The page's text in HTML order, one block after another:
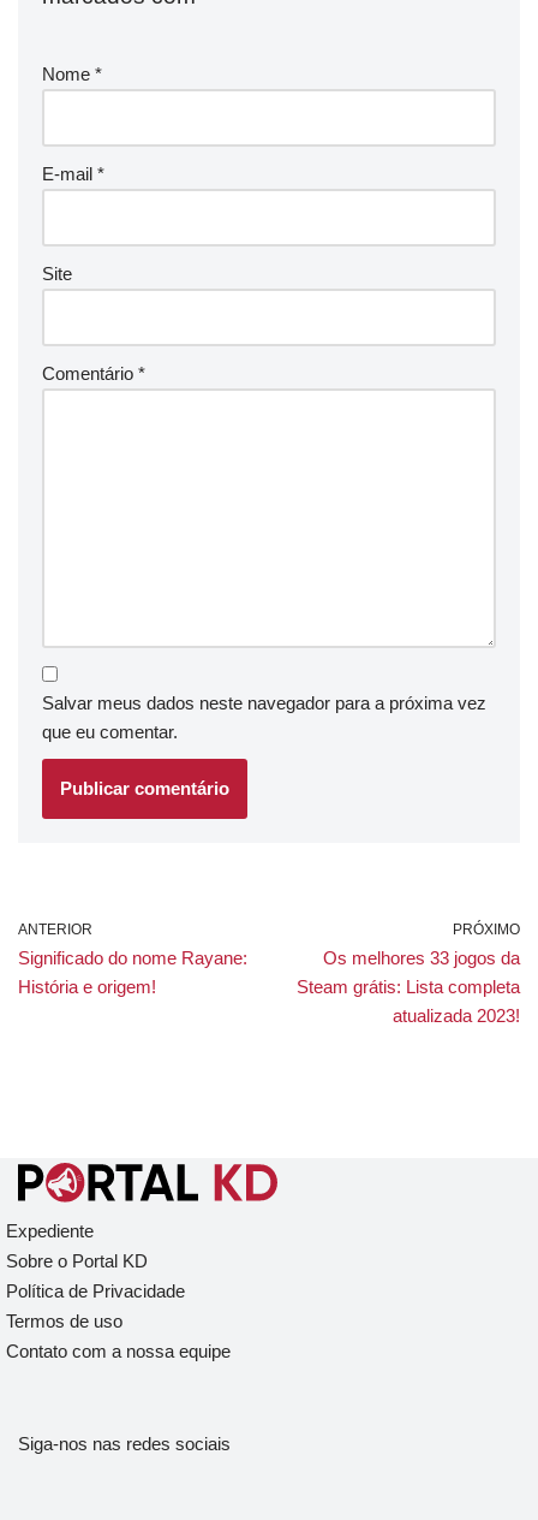
Nome *
E-mail *
Site
Comentário *
Salvar meus dados neste navegador para a próxima vez
que eu comentar.
ANTERIOR
Significado do nome Rayane:
História e origem!
PRÓXIMO
Os melhores 33 jogos da
Steam grátis: Lista completa
atualizada 2023!
Expediente
Sobre o Portal KD
Política de Privacidade
Termos de uso
Contato com a nossa equipe
Siga-nos nas redes sociais